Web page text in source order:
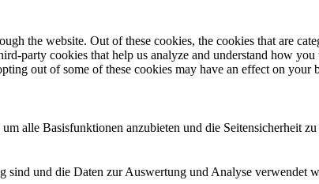
the website. Out of these cookies, the cookies that are
party cookies that help us analyze and understand how
out of some of these cookies may have an effect on your
alle Basisfunktionen anzubieten und die Seitensicherheit
und die Daten zur Auswertung und Analyse verwendet